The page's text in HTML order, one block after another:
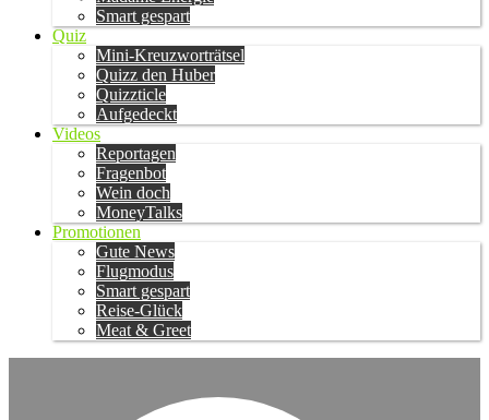
Smart gespart
Quiz
Mini-Kreuzworträtsel
Quizz den Huber
Quizzticle
Aufgedeckt
Videos
Reportagen
Fragenbot
Wein doch
MoneyTalks
Promotionen
Gute News
Flugmodus
Smart gespart
Reise-Glück
Meat & Greet